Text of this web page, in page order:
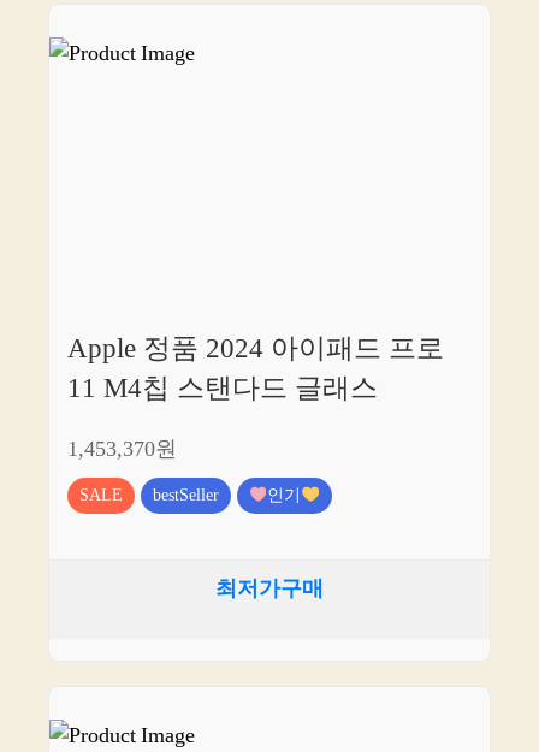
Apple 정품 2024 아이패드 프로
11 M4칩 스탠다드 글래스
1,453,370원
SALE bestSeller 인기
최저가구매